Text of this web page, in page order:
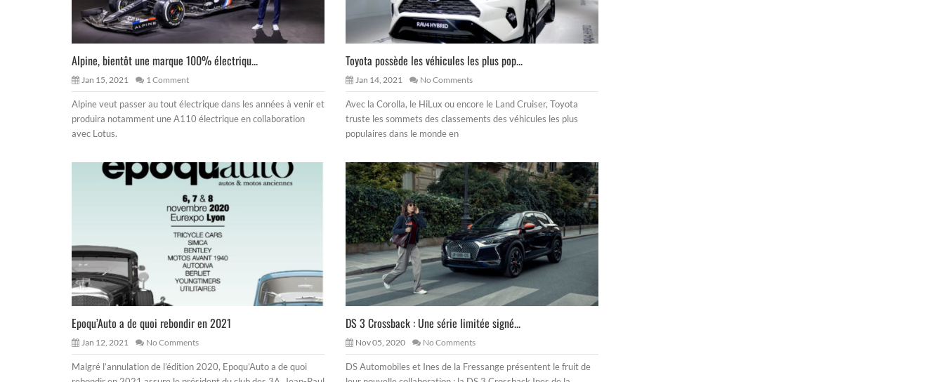
Alpine, bientôt une marque 100% électriqu...
Jan 15, 2021 1 Comment
Alpine veut passer au tout électrique dans les années à venir et
produira notamment une A110 électrique en collaboration
avec Lotus.
Toyota possède les véhicules les plus pop...
Jan 14, 2021 No Comments
Avec la Corolla, le HiLux ou encore le Land Cruiser, Toyota
truste les sommets des classements des véhicules les plus
populaires dans le monde en
Epoqu’Auto a de quoi rebondir en 2021
Jan 12, 2021 No Comments
Malgré l’annulation de l’édition 2020, Epoqu’Auto a de quoi
DS 3 Crossback : Une série limitée signé...
Nov 05, 2020 No Comments
DS Automobiles et Ines de la Fressange présentent le fruit de